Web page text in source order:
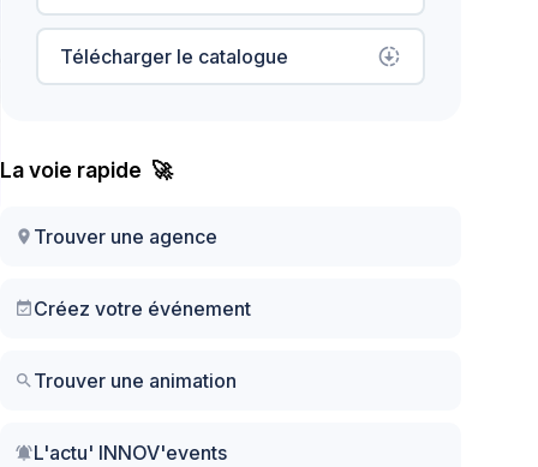
Télécharger le catalogue downloading
La voie rapide 🚀
location_on Trouver une agence
event_availableCréez votre événement
search Trouver une animation
notifications_activeL'actu' INNOV'events